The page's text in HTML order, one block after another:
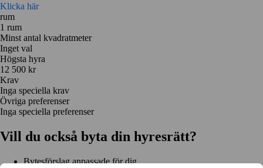
Klicka här
rum
1 rum
Minst antal kvadratmeter
Inget val
Högsta hyra
12 500 kr
Krav
Inga speciella krav
Övriga preferenser
Inga speciella preferenser
Vill du också byta din hyresrätt?
Bytesförslag anpassade för dig